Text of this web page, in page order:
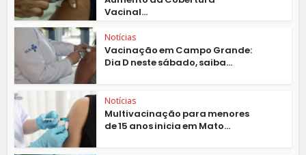
Vacinal...
Notícias
Vacinação em Campo Grande:
Dia D neste sábado, saiba...
Notícias
Multivacinação para menores
de 15 anos inicia em Mato...